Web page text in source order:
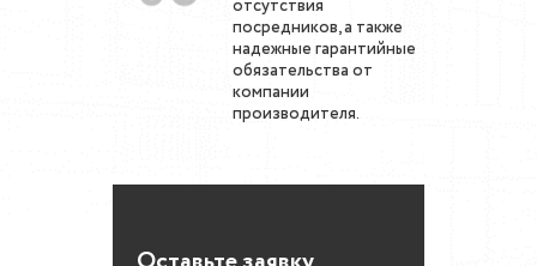
отсутствия
посредников, а также
надежные гарантийные
обязательства от
компании
производителя.